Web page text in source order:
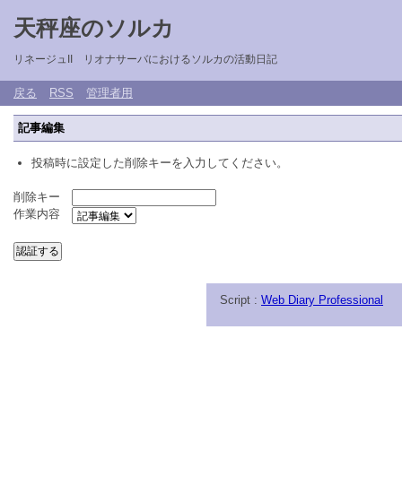
天秤座のソルカ
リネージュII リオナサーバにおけるソルカの活動日記
戻る RSS 管理者用
記事編集
投稿時に設定した削除キーを入力してください。
削除キー
作業内容
Script : Web Diary Professional